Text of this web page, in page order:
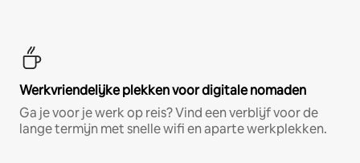
Werkvriendelijke plekken voor digitale nomaden
Ga je voor je werk op reis? Vind een verblijf voor de
lange termijn met snelle wifi en aparte werkplekken.